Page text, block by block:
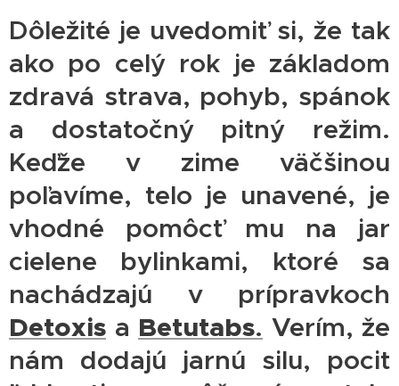
Dôležité je uvedomiť si, že tak
ako po celý rok je základom
zdravá strava, pohyb, spánok
a dostatočný pitný režim.
Keďže v zime väčšinou
poľavíme, telo je unavené, je
vhodné pomôcť mu na jar
cielene bylinkami, ktoré sa
nachádzajú v prípravkoch
Detoxis a Betutabs. Verím, že
nám dodajú jarnú silu, pocit